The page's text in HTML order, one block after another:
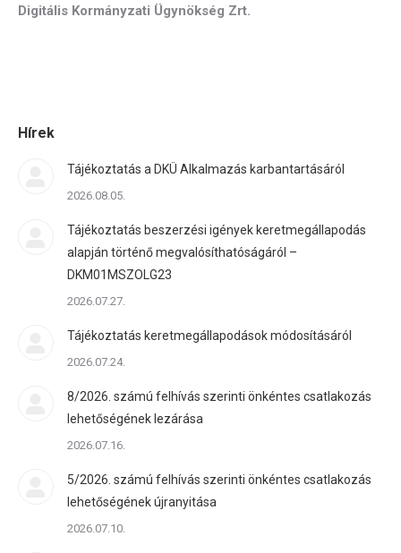
Digitális Kormányzati Ügynökség Zrt.
Hírek
Tájékoztatás a DKÜ Alkalmazás karbantartásáról
2026.08.05.
Tájékoztatás beszerzési igények keretmegállapodás
alapján történő megvalósíthatóságáról –
DKM01MSZOLG23
2026.07.27.
Tájékoztatás keretmegállapodások módosításáról
2026.07.24.
8/2026. számú felhívás szerinti önkéntes csatlakozás
lehetőségének lezárása
2026.07.16.
5/2026. számú felhívás szerinti önkéntes csatlakozás
lehetőségének újranyitása
2026.07.10.